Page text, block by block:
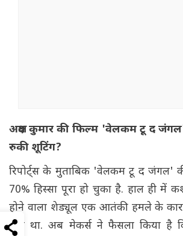
अक्षय कुमार की फिल्म 'वेलकम टू द
रुकी शूटिंग?
रिपोर्ट्स के मुताबिक 'वेलकम टू द जंगल'
70% हिस्सा पूरा हो चुका है. हाल ही में
होने वाला शेड्यूल एक आतंकी हमले के
गया था. अब मेकर्स ने फैसला किया है